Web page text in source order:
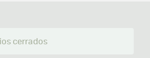
cerrados